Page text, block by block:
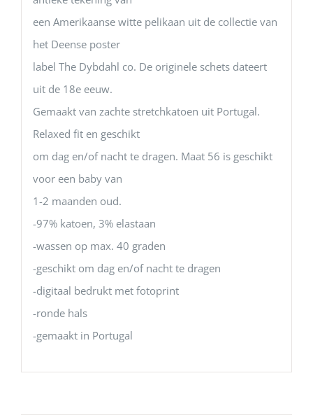
een Amerikaanse witte pelikaan uit de collectie van
het Deense poster
label The Dybdahl co. De originele schets dateert
uit de 18e eeuw.
Gemaakt van zachte stretchkatoen uit Portugal.
Relaxed fit en geschikt
om dag en/of nacht te dragen. Maat 56 is geschikt
voor een baby van
1-2 maanden oud.
-97% katoen, 3% elastaan
-wassen op max. 40 graden
-geschikt om dag en/of nacht te dragen
-digitaal bedrukt met fotoprint
-ronde hals
-gemaakt in Portugal